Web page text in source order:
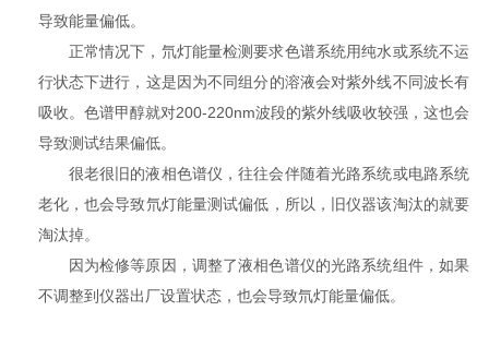
导致能量偏低。
正常情况下，氘灯能量检测要求色谱系统用纯水或系统不运
行状态下进行，这是因为不同组分的溶液会对紫外线不同波长有
吸收。色谱甲醇就对200-220nm波段的紫外线吸收较强，这也会
导致测试结果偏低。
很老很旧的液相色谱仪，往往会伴随着光路系统或电路系统
老化，也会导致氘灯能量测试偏低，所以，旧仪器该淘汰的就要
淘汰掉。
因为检修等原因，调整了液相色谱仪的光路系统组件，如果
不调整到仪器出厂设置状态，也会导致氘灯能量偏低。